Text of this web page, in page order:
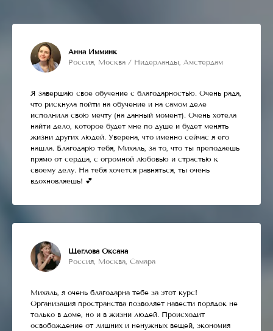
Анна Имминк
Россия, Москва / Нидерланды, Амстердам
Я завершаю свое обучение с благодарностью. Очень рада,
что рискнула пойти на обучение и на самом деле
исполнила свою мечту (на данный момент). Очень хотела
найти дело, которое будет мне по душе и будет менять
жизни других людей. Уверена, что именно сейчас я его
нашла. Благодарю тебя, Михаль, за то, что ты преподаешь
прямо от сердца, с огромной любовью и страстью к
своему делу. На тебя хочется равняться, ты очень
вдохновляешь! 💕
Щеглова Оксана
Россия, Москва, Самара
Михаль, я очень благодарна тебе за этот курс!
Организация пространства позволяет навести порядок не
только в доме, но и в жизни людей. Происходит
освобождение от лишних и ненужных вещей, экономия